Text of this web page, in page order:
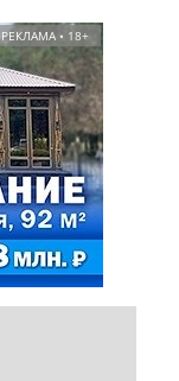
РЕКЛАМА • 18+